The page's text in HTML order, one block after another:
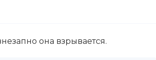
она взрывается.